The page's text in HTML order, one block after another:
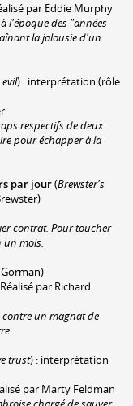
par Eddie Murphy
l'époque des "années
la jalousie d'un
) : interprétation (rôle
respectifs de deux
pour échapper à la
par jour(Brewster's
contrat. Pour toucher
un mois.
par Richard
un magnat de
trust) : interprétation
par Marty Feldman